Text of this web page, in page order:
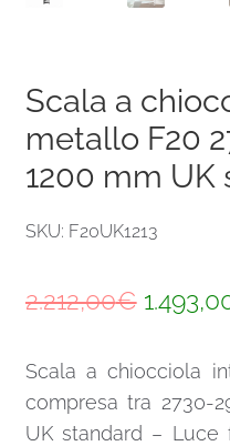
Scala a
metallo F20
1200 mm UK
SKU: F20UK1213
2.212,00€ Il
era:
Scala a chiocciola
compresa tra 2730-
UK standard –